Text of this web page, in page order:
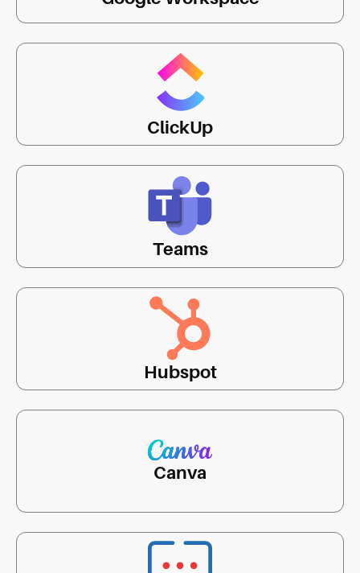
ClickUp
Teams
Hubspot
Canva